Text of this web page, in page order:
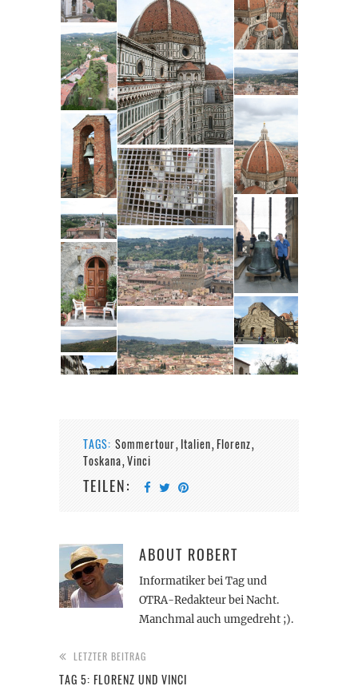
TAGS: Sommertour, Italien,Florenz,
Toskana,Vinci
TEILEN:
ABOUT ROBERT
Informatiker bei Tag und
OTRA-Redakteur bei Nacht.
Manchmal auch umgedreht ;).
LETZTER BEITRAG
TAG 5: FLORENZ UND VINCI